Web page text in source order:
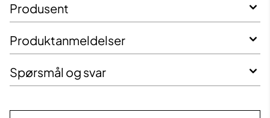
Produsent
Produktanmeldelser
Spørsmål og svar